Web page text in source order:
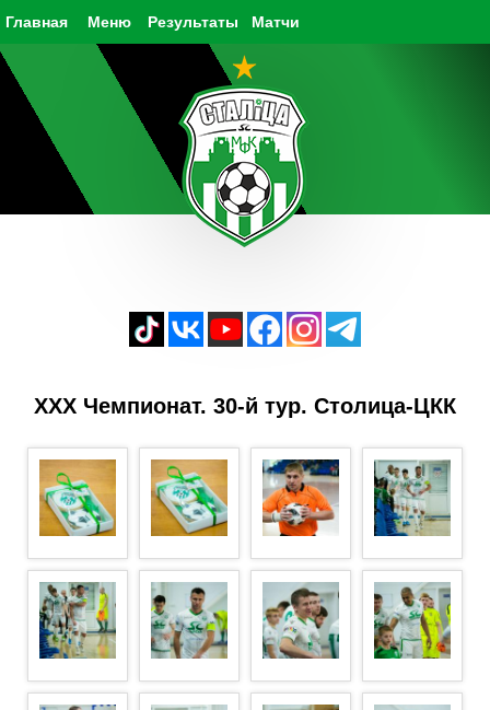
Главная Результаты Матчи
Меню
ХХХ Чемпионат. 30-й тур. Столица-ЦКК